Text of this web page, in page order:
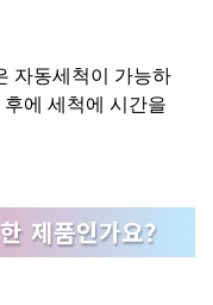
자동세척이 가능하
에 세척에 시간을
제품인가요?